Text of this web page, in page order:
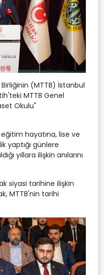
(MTTB) İstanbul
MTTB Genel
Okulu"
hayatına, lise ve
yaptığı günlere
yıllara ilişkin anılarını
siyasi tarihine ilişkin
MTTB'nin tarihi